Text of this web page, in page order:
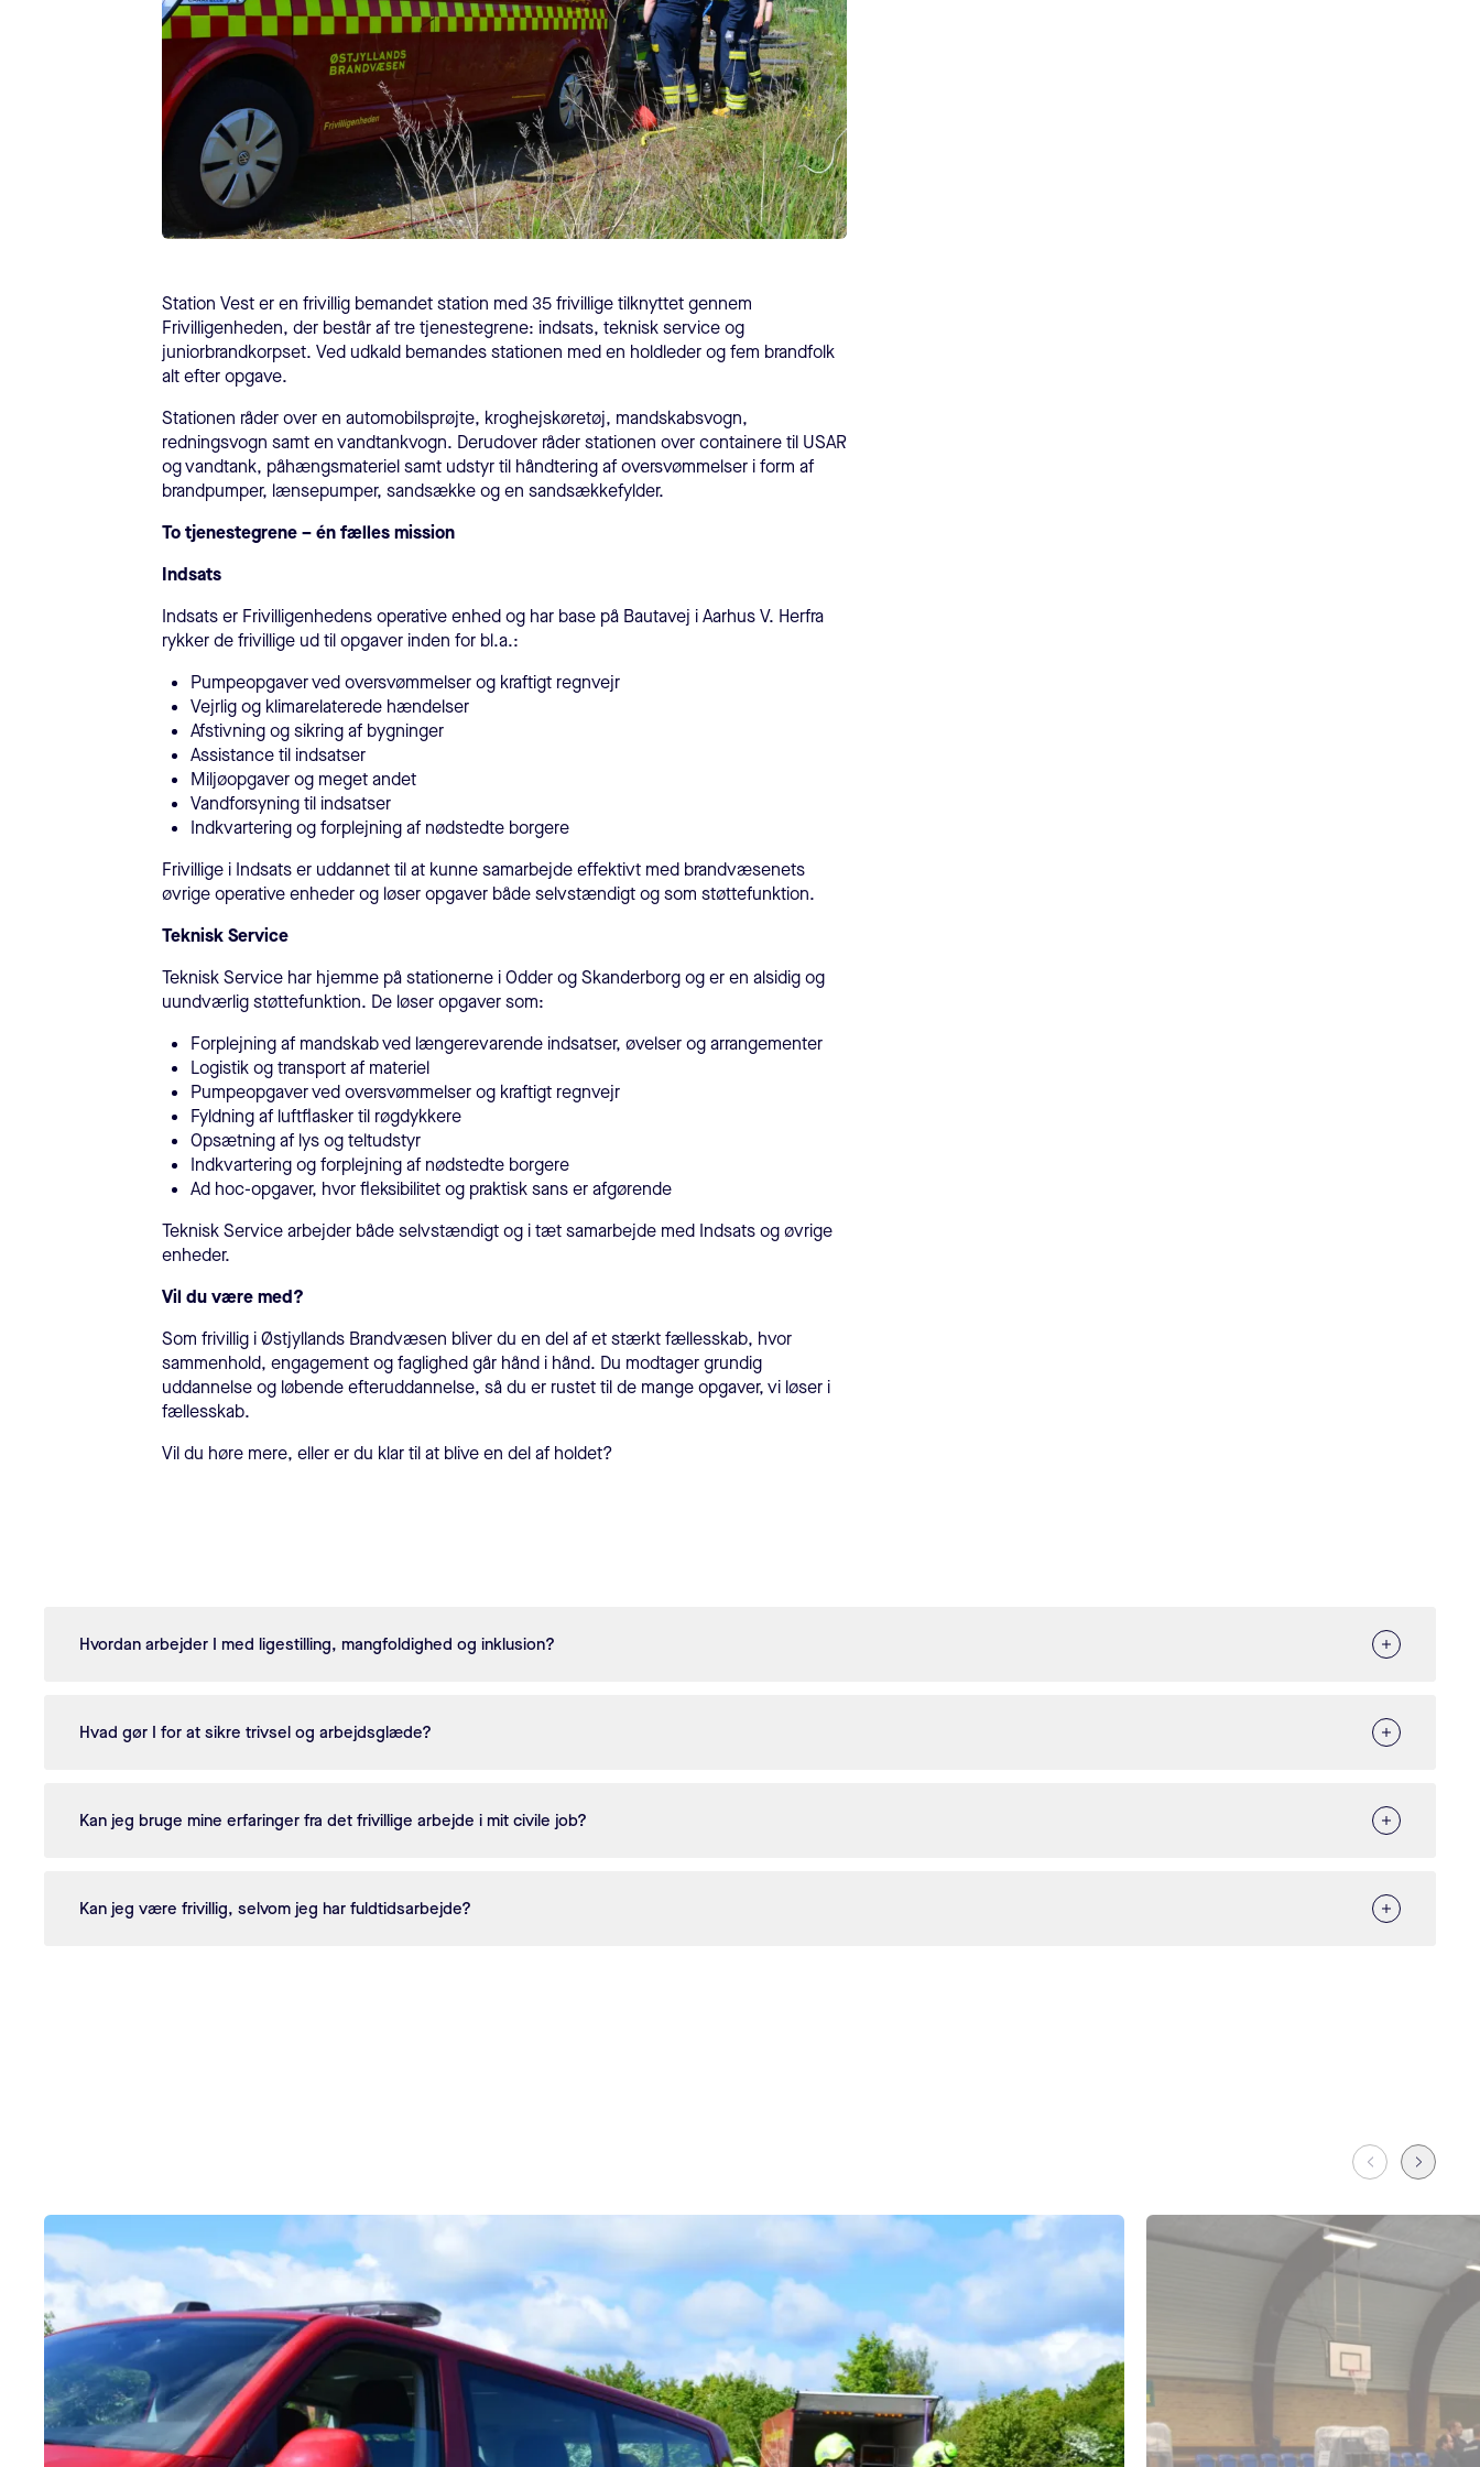
Station Vest er en frivillig bemandet station med 35 frivillige tilknyttet gennem
Frivilligenheden, der består af tre tjenestegrene: indsats, teknisk service og
juniorbrandkorpset. Ved udkald bemandes stationen med en holdleder og fem brandfolk
alt efter opgave.
Stationen råder over en automobilsprøjte, kroghejskøretøj, mandskabsvogn,
redningsvogn samt en vandtankvogn. Derudover råder stationen over containere til USAR
og vandtank, påhængsmateriel samt udstyr til håndtering af oversvømmelser i form af
brandpumper, lænsepumper, sandsække og en sandsækkefylder.
To tjenestegrene – én fælles mission
Indsats
Indsats er Frivilligenhedens operative enhed og har base på Bautavej i Aarhus V. Herfra
rykker de frivillige ud til opgaver inden for bl.a.:
Pumpeopgaver ved oversvømmelser og kraftigt regnvejr
Vejrlig og klimarelaterede hændelser
Afstivning og sikring af bygninger
Assistance til indsatser
Miljøopgaver og meget andet
Vandforsyning til indsatser
Indkvartering og forplejning af nødstedte borgere
Frivillige i Indsats er uddannet til at kunne samarbejde effektivt med brandvæsenets
øvrige operative enheder og løser opgaver både selvstændigt og som støttefunktion.
Teknisk Service
Teknisk Service har hjemme på stationerne i Odder og Skanderborg og er en alsidig og
uundværlig støttefunktion. De løser opgaver som:
Forplejning af mandskab ved længerevarende indsatser, øvelser og arrangementer
Logistik og transport af materiel
Pumpeopgaver ved oversvømmelser og kraftigt regnvejr
Fyldning af luftflasker til røgdykkere
Opsætning af lys og teltudstyr
Indkvartering og forplejning af nødstedte borgere
Ad hoc-opgaver, hvor fleksibilitet og praktisk sans er afgørende
Teknisk Service arbejder både selvstændigt og i tæt samarbejde med Indsats og øvrige
enheder.
Vil du være med?
Som frivillig i Østjyllands Brandvæsen bliver du en del af et stærkt fællesskab, hvor
sammenhold, engagement og faglighed går hånd i hånd. Du modtager grundig
uddannelse og løbende efteruddannelse, så du er rustet til de mange opgaver, vi løser i
fællesskab.
Vil du høre mere, eller er du klar til at blive en del af holdet?
Hvordan arbejder I med ligestilling, mangfoldighed og inklusion?
Hvad gør I for at sikre trivsel og arbejdsglæde?
Kan jeg bruge mine erfaringer fra det frivillige arbejde i mit civile job?
Kan jeg være frivillig, selvom jeg har fuldtidsarbejde?